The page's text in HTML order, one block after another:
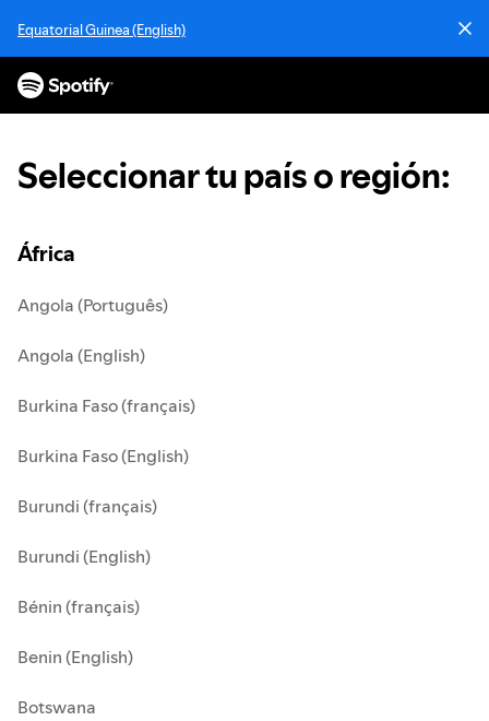
l
Equatorial Guinea (English)
Seleccionar tu país o región:
África
Angola (Português)
Angola (English)
Burkina Faso (français)
Burkina Faso (English)
Burundi (français)
Burundi (English)
Bénin (français)
Benin (English)
Botswana